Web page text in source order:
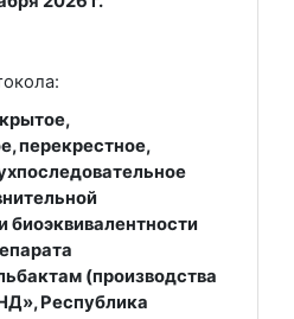
перекрестное,
биоэквивалентности
(производства
Республика